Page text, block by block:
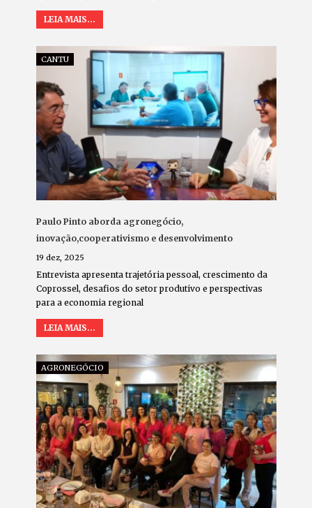
LEIA MAIS...
CANTU
Paulo Pinto aborda agronegócio,
inovação,cooperativismo e desenvolvimento
19 dez, 2025
Entrevista apresenta trajetória pessoal, crescimento da
Coprossel, desafios do setor produtivo e perspectivas
para a economia regional
LEIA MAIS...
AGRONEGÓCIO